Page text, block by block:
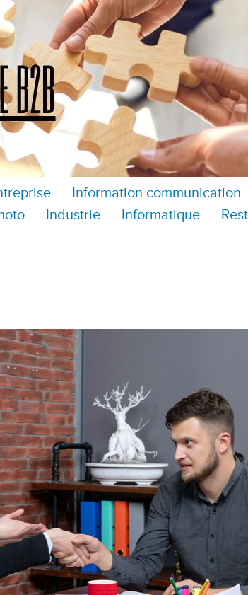
Information communication
Industrie Informatique